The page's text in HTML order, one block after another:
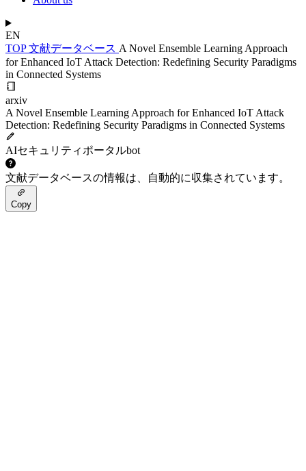
EN
TOP文献データベース A Novel Ensemble Learning Approach
for Enhanced IoT Attack Detection: Redefining Security Paradigms
in Connected Systems
arxiv
A Novel Ensemble Learning Approach for Enhanced IoT Attack
Detection: Redefining Security Paradigms in Connected Systems
AIセキュリティポータルbot
文献データベースの情報は、自動的に収集されています。
Copy